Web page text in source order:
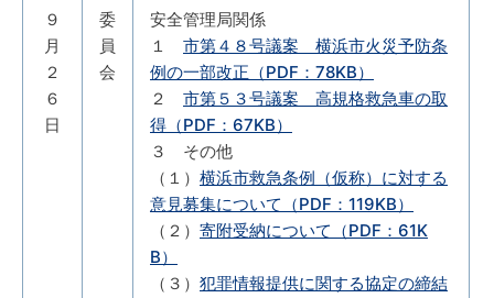
９
月
２
６
日
委
員
会
安全管理局関係
１ 市第４８号議案 横浜市火災予防条
例の一部改正（PDF：78KB）
２ 市第５３号議案 高規格救急車の取
得（PDF：67KB）
３ その他
（１） 横浜市救急条例（仮称）に対する
意見募集について（PDF：119KB）
（２） 寄附受納について（PDF：61K
B）
（３） 犯罪情報提供に関する協定の締結